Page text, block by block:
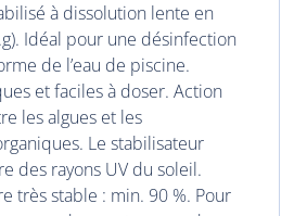
à dissolution lente en
Idéal pour une désinfection
de l’eau de piscine.
et faciles à doser. Action
les algues et les
Le stabilisateur
des rayons UV du soleil.
très stable : min. 90 %. Pour